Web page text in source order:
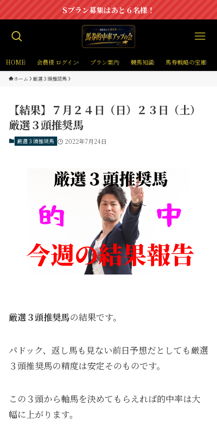
Sプラン募集はあと６名様！
HOME 会員様 ログイン プラン案内 競馬知識 馬券戦略の宝庫
ホーム 厳選３頭推奨馬
【結果】７月２４日（日）２３日（土）
厳選３頭推奨馬
厳選３頭推奨馬 2022年7月24日
厳選３頭推奨馬の結果です。
パドック、返し馬も見ない前日予想だとしても厳選
３頭推奨馬の精度は安定そのものです。
この３頭から軸馬を決めてもらえれば的中率は大
幅に上がります。